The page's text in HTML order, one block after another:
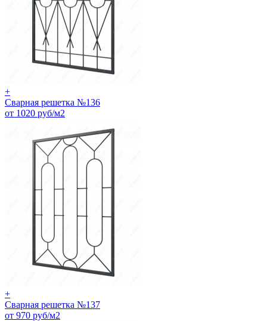
+
Сварная решетка №136
от 1020 руб/м2
+
Сварная решетка №137
от 970 руб/м2